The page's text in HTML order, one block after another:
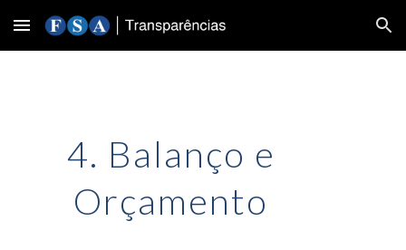
Skip to main content Skip to navigation
4. Balanço e
Orçamento